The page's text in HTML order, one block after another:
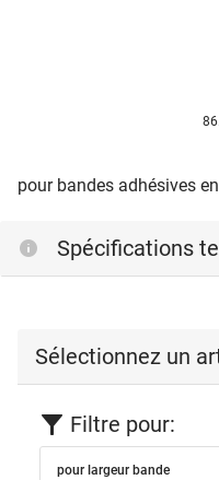
pour bandes adhésives
Spécifications
Sélectionnez un
Filtre pour:
pour largeur bande